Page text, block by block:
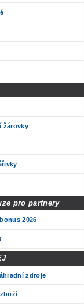
žárovky
pro partnery
2026
zdroje